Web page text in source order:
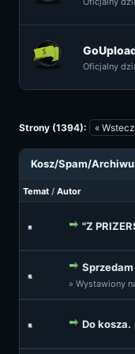
Oficjalny
Strony (1394): « Wstecz
Kosz/Spam/
Temat / Autor
"Z
» Wystawiony
Do kosza.